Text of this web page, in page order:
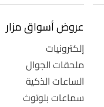
عروض أسواق مزار
إلكترونيات
ملحقات الجوال
الساعات الذكية
سماعات بلوتوث